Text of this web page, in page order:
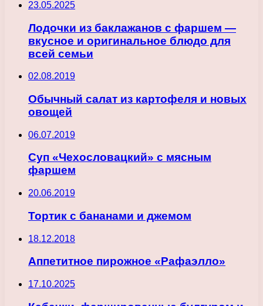
23.05.2025
Лодочки из баклажанов с фаршем —
вкусное и оригинальное блюдо для
всей семьи
02.08.2019
Обычный салат из картофеля и новых
овощей
06.07.2019
Суп «Чехословацкий» с мясным
фаршем
20.06.2019
Тортик с бананами и джемом
18.12.2018
Аппетитное пирожное «Рафаэлло»
17.10.2025